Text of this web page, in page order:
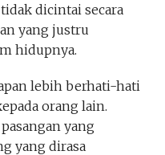
dicintai secara
yang justru
hidupnya.
lebih berhati-hati
orang lain.
yang
yang dirasa